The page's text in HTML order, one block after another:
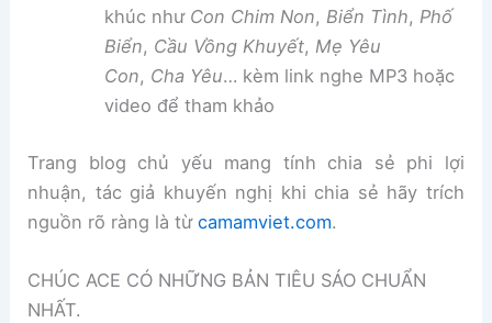
khúc như Con Chim Non, Biển Tình, Phố
Biển, Cầu Vồng Khuyết, Mẹ Yêu
Con, Cha Yêu… kèm link nghe MP3 hoặc
video để tham khảo
Trang blog chủ yếu mang tính chia sẻ phi lợi
nhuận, tác giả khuyến nghị khi chia sẻ hãy trích
nguồn rõ ràng là từcamamviet.com.
CHÚC ACE CÓ NHỮNG BẢN TIÊU SÁO CHUẨN
NHẤT.